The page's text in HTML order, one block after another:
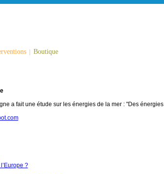
| Boutique
a fait une étude sur les énergies de la mer : "Des énergies
?